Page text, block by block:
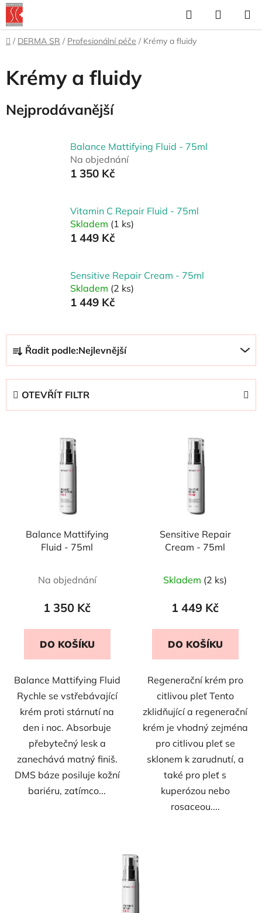
Přejít
na
obsah
Hledat
KOŠÍK
Domů
/ DERMA SR / Profesionální péče / Krémy a fluidy
Krémy a fluidy
Nejprodávanější
Balance Mattifying Fluid - 75ml
Na objednání
1 350 Kč
Vitamin C Repair Fluid - 75ml
Skladem (1 ks)
1 449 Kč
Sensitive Repair Cream - 75ml
Skladem (2 ks)
1 449 Kč
a
z
Řadit podle:Nejlevnější
OTEVŘÍT FILTR
Balance Mattifying
Fluid - 75ml
Na objednání
1 350 Kč
DO KOŠÍKU
Balance Mattifying Fluid
Rychle se vstřebávající
krém proti stárnutí na
den i noc. Absorbuje
přebytečný lesk a
zanechává matný finiš.
DMS báze posiluje kožní
bariéru, zatímco...
Sensitive Repair
Cream - 75ml
Skladem (2 ks)
1 449 Kč
DO KOŠÍKU
Regenerační krém pro
citlivou pleť Tento
zklidňující a regenerační
krém je vhodný zejména
pro citlivou pleť se
sklonem k zarudnutí, a
také pro pleť s
kuperózou nebo
rosaceou....